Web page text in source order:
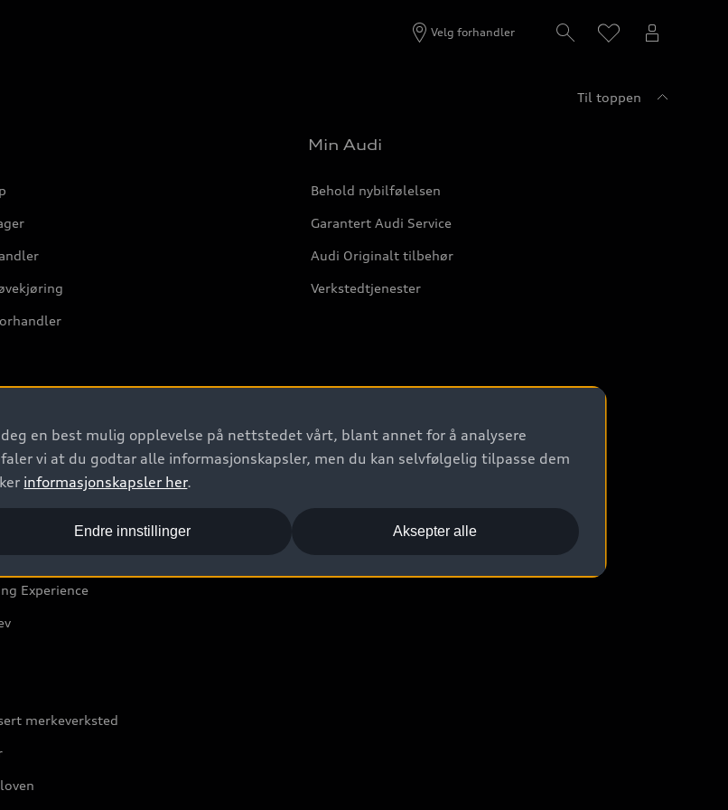
Velg forhandler
Til toppen
Min Audi
Behold nybilfølelsen
Garantert Audi Service
Audi Originalt tilbehør
Verkstedtjenester
Experience
merkeverksted
en best mulig opplevelse på nettstedet vårt, blant annet for å analysere
vi at du godtar alle informasjonskapsler, men du kan selvfølgelig tilpasse dem
informasjonskapsler her.
Aksepter alle
Endre innstillinger